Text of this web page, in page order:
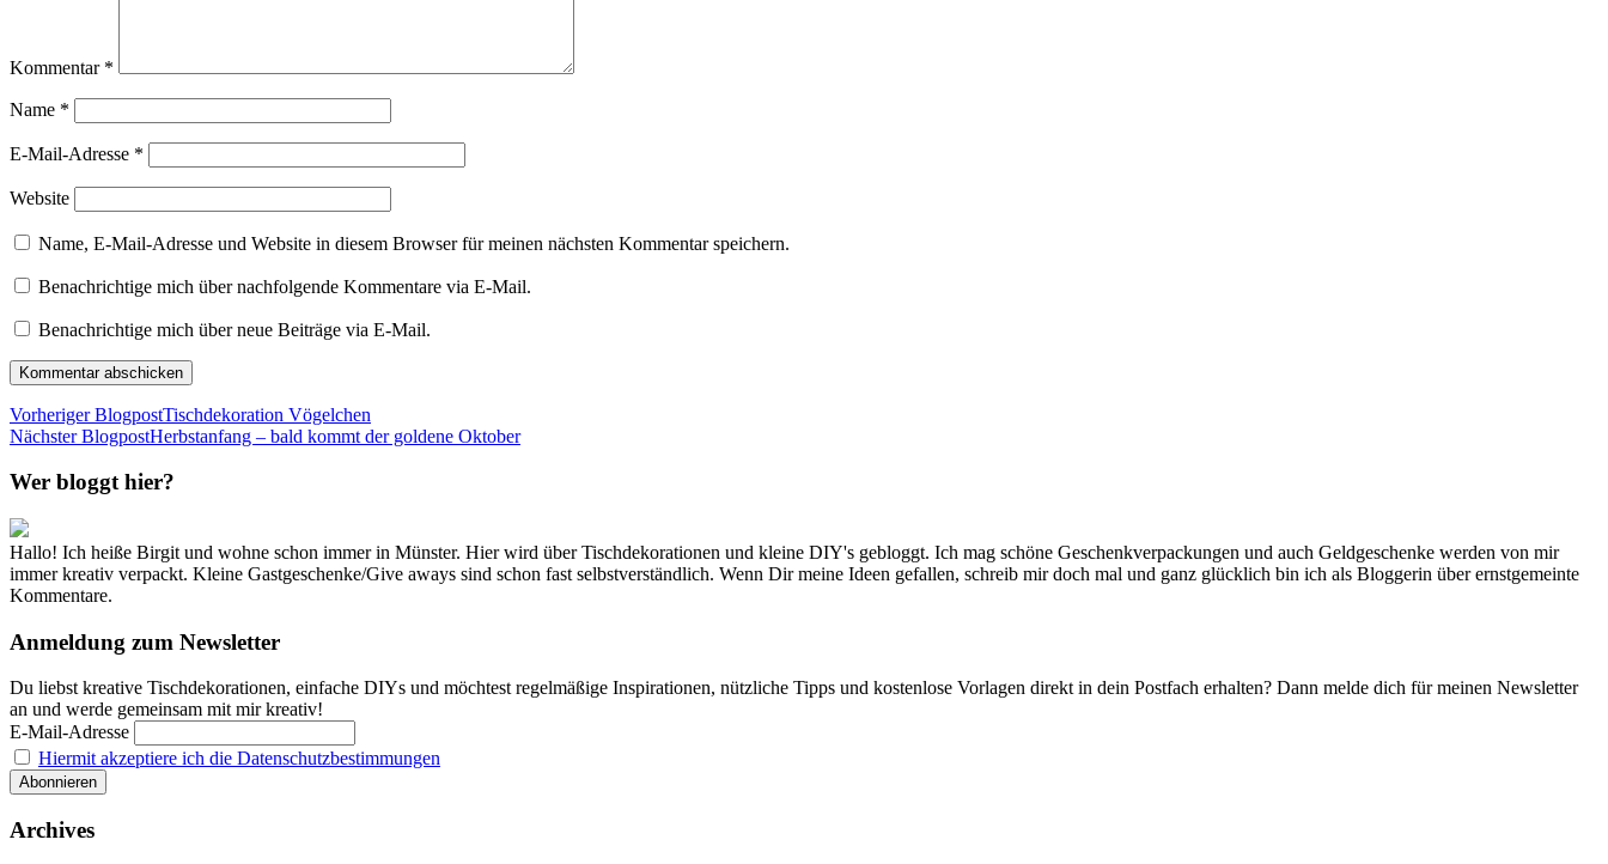
Kommentar *
Name *
E-Mail-Adresse *
Website
Name, E-Mail-Adresse und Website in diesem Browser für meinen nächsten Kommentar speichern.
Benachrichtige mich über nachfolgende Kommentare via E-Mail.
Benachrichtige mich über neue Beiträge via E-Mail.
Vorheriger BlogpostTischdekoration Vögelchen
Nächster BlogpostHerbstanfang – bald kommt der goldene Oktober
Wer bloggt hier?
Hallo! Ich heiße Birgit und wohne schon immer in Münster. Hier wird über Tischdekorationen und kleine DIY's gebloggt. Ich mag schöne Geschenkverpackungen und auch Geldgeschenke werden von mir
immer kreativ verpackt. Kleine Gastgeschenke/Give aways sind schon fast selbstverständlich. Wenn Dir meine Ideen gefallen, schreib mir doch mal und ganz glücklich bin ich als Bloggerin über ernstgemeinte
Kommentare.
Anmeldung zum Newsletter
Du liebst kreative Tischdekorationen, einfache DIYs und möchtest regelmäßige Inspirationen, nützliche Tipps und kostenlose Vorlagen direkt in dein Postfach erhalten? Dann melde dich für meinen Newsletter
an und werde gemeinsam mit mir kreativ!
E-Mail-Adresse
Hiermit akzeptiere ich die Datenschutzbestimmungen
Archives